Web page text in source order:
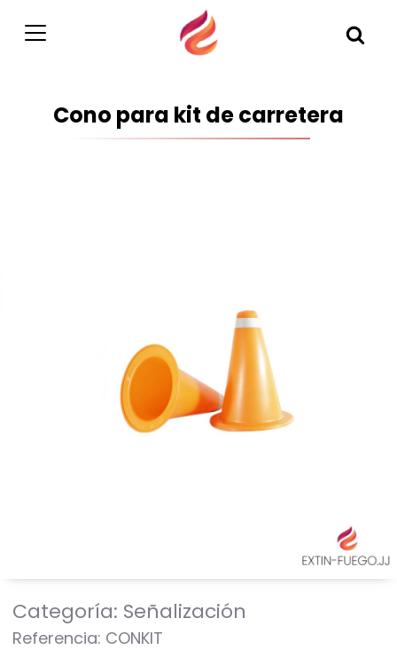
Cono para kit de carretera
Categoría: Señalización
Referencia: CONKIT